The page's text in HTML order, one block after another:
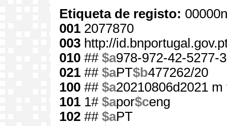
Etiqueta de registo:
001 2077870
003 http://
010 ## $a978-972-42-5277-3
021 ## $aPT$b477262/20
100 ## $a20210806d2021
101 1# $apor$ceng
102 ## $aPT